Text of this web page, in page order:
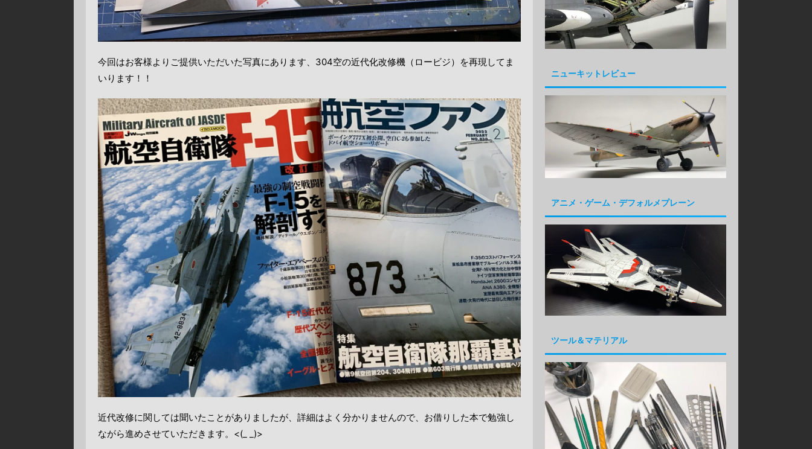
今回はお客様よりご提供いただいた写真にあります、304空の近代化改修機（ロービジ）を再現してま
いります！！
近代改修に関しては聞いたことがありましたが、詳細はよく分かりませんので、お借りした本で勉強し
ながら進めさせていただきます。<(_ _)>
ニューキットレビュー
アニメ・ゲーム・デフォルメプレーン
ツール＆マテリアル